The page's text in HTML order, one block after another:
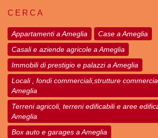
CERCA
Appartamenti a Ameglia
Case a Ameglia
Casali e aziende agricole a Ameglia
Immobili di prestigio e palazzi a Ameglia
Locali , fondi commerciali,strutture
Ameglia
Terreni agricoli, terreni edificabili e aree
Ameglia
Box auto e garages a Ameglia